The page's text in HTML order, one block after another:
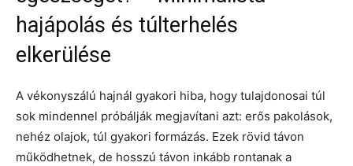
hajápolás és túlterhelés
elkerülése
A vékonyszálú hajnál gyakori hiba, hogy tulajdonosai túl
sok mindennel próbálják megjavítani azt: erős pakolások,
nehéz olajok, túl gyakori formázás. Ezek rövid távon
működhetnek, de hosszú távon inkább rontanak a